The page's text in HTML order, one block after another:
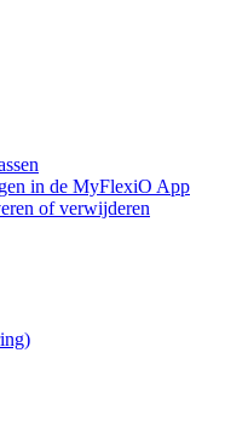
in de MyFlexiO App
of verwijderen